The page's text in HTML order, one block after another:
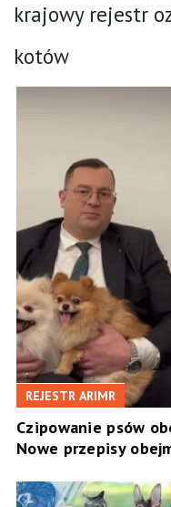
krajowy rejestr
kotów
REJESTR ARIMR
Czipowanie psów
Nowe przepisy